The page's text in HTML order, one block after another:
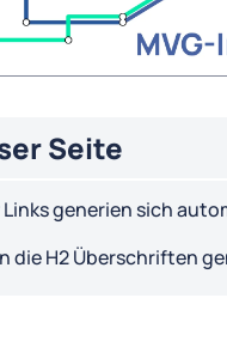
Seite
Links generien sich
die H2 Überschriften